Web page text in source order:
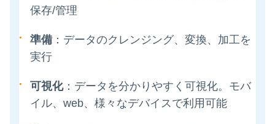
保存/管理
準備 ：データのクレンジング、変換、加工を
実行
可視化：データを分かりやすく可視化。モバ
イル、web、様々なデバイスで利用可能